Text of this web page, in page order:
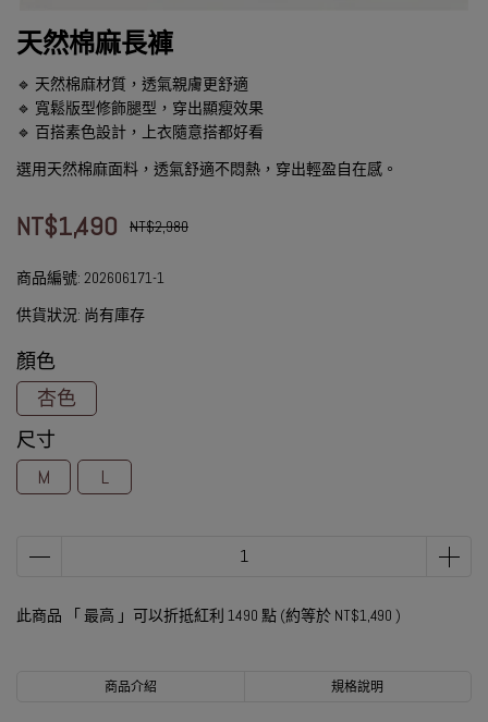
天然棉麻長褲
🔹 天然棉麻材質，透氣親膚更舒適
🔹 寬鬆版型修飾腿型，穿出顯瘦效果
🔹 百搭素色設計，上衣隨意搭都好看
選用天然棉麻面料，透氣舒適不悶熱，穿出輕盈自在感。
NT$1,490 NT$2,980
商品編號: 202606171-1
供貨狀況: 尚有庫存
顏色
杏色
尺寸
M
L
此商品 「 最高 」可以折抵紅利 1490 點 (約等於 NT$1,490 )
商品介紹 規格說明